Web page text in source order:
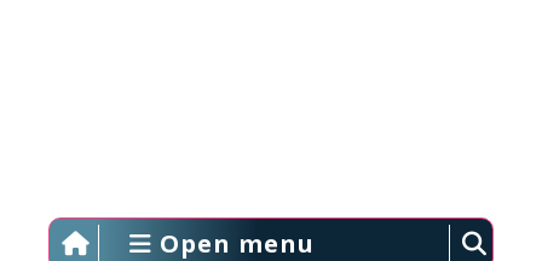
Open menu